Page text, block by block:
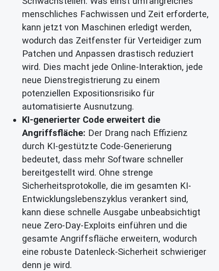
menschliches Fachwissen und Zeit erforderte,
kann jetzt von Maschinen erledigt werden,
wodurch das Zeitfenster für Verteidiger zum
Patchen und Anpassen drastisch reduziert
wird. Dies macht jede Online-Interaktion, jede
neue Dienstregistrierung zu einem
potenziellen Expositionsrisiko für
automatisierte Ausnutzung.
KI-generierter Code erweitert die
Angriffsfläche: Der Drang nach Effizienz
durch KI-gestützte Code-Generierung
bedeutet, dass mehr Software schneller
bereitgestellt wird. Ohne strenge
Sicherheitsprotokolle, die im gesamten KI-
Entwicklungslebenszyklus verankert sind,
kann diese schnelle Ausgabe unbeabsichtigt
neue Zero-Day-Exploits einführen und die
gesamte Angriffsfläche erweitern, wodurch
eine robuste Datenleck-Sicherheit schwieriger
denn je wird.